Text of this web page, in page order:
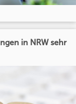
in NRW sehr